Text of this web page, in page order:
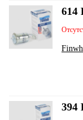
614
394